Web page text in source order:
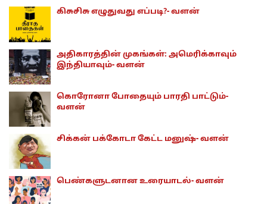
கிசுசிசு எழுதுவது எப்படி?- வளன்
அதிகாரத்தின் முகங்கள்: அமெரிக்காவும்
இந்தியாவும்- வளன்
கொரோனா போதையும் பாரதி பாட்டும்-
வளன்
சிக்கன் பக்கோடா கேட்ட மனுஷ்- வளன்
பெண்களுடனான உரையாடல்- வளன்